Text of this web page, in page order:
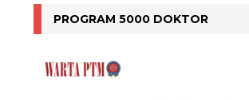
PROGRAM 5000 DOKTOR